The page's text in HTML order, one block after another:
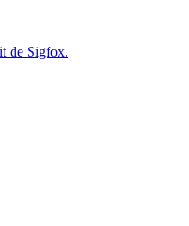
de Sigfox.